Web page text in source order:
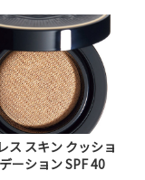
ス スキン クッショ
ーション SPF 40